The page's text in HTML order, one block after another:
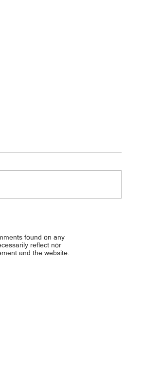
found on any
reflect nor
and the website.